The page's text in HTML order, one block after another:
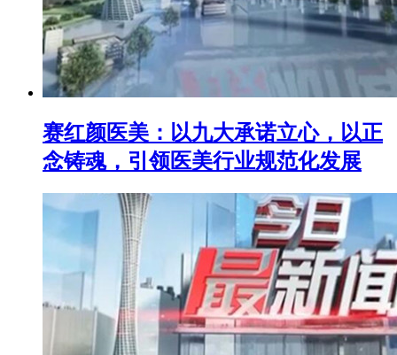
赛红颜医美：以九大承诺立心，以正
念铸魂，引领医美行业规范化发展